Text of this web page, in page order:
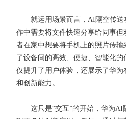
就运用场景而言，AI隔空传送
作中需要将文件快速分享给同事
者在家中想要将手机上的照片传
了设备间的高效、便捷、智能化
仅提升了用户体验，还展示了华
和创新能力。
这只是“交互”的开始，华为AI